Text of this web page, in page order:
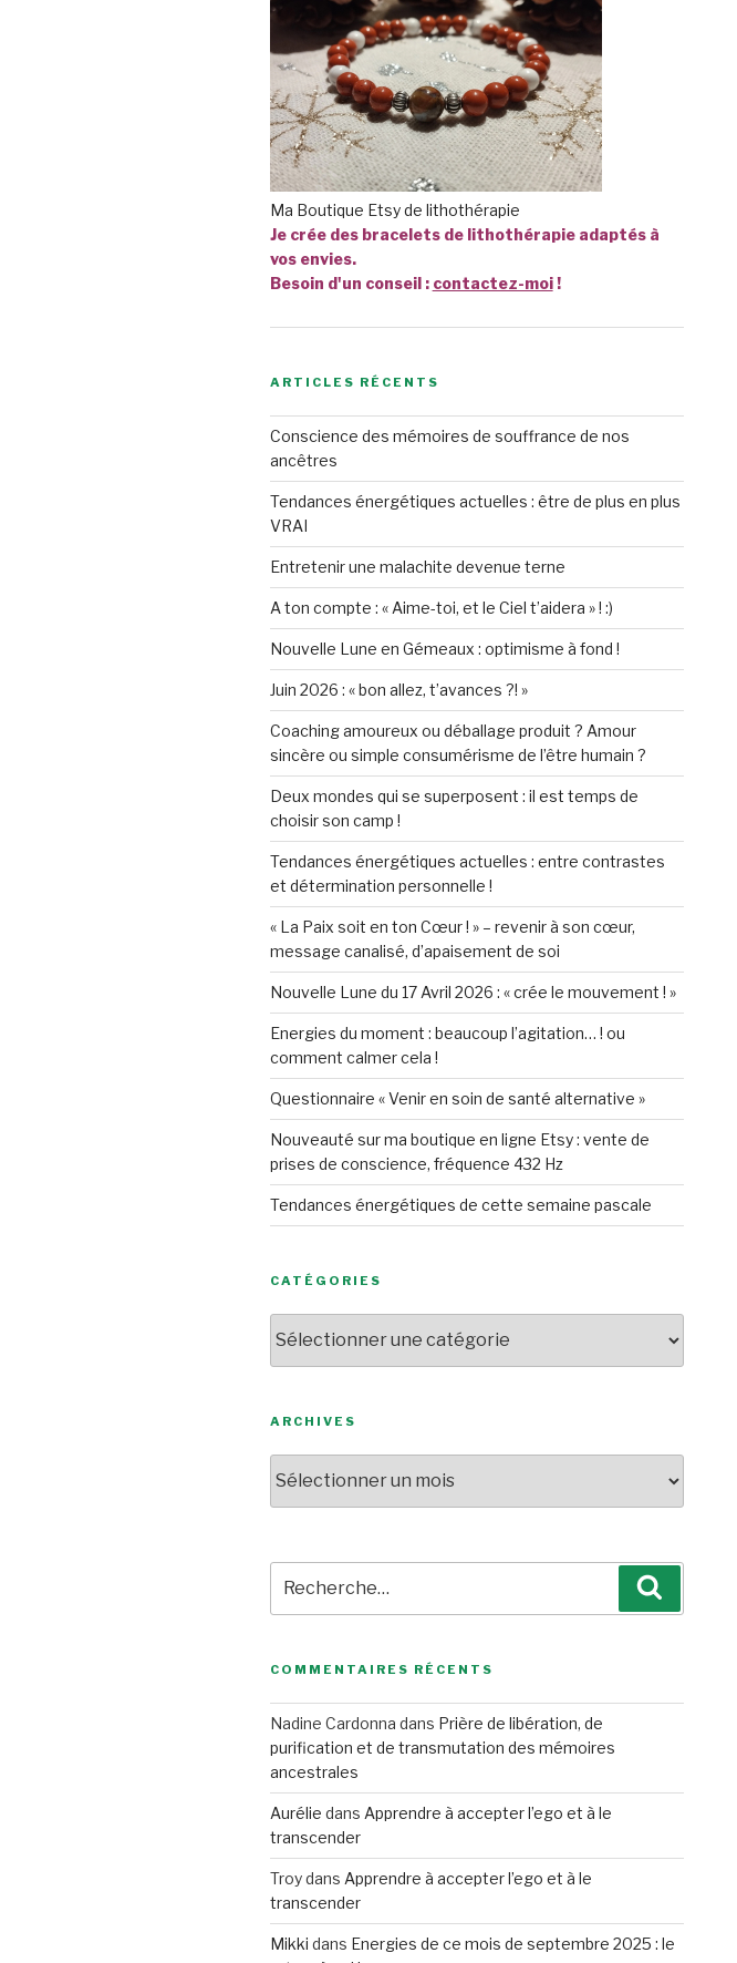
Ma Boutique Etsy de lithothérapie
Je crée des bracelets de lithothérapie adaptés à
vos envies.
Besoin d'un conseil : contactez-moi!
ARTICLES RÉCENTS
Conscience des mémoires de souffrance de nos
ancêtres
Tendances énergétiques actuelles : être de plus en plus
VRAI
Entretenir une malachite devenue terne
A ton compte : « Aime-toi, et le Ciel t’aidera » ! :)
Nouvelle Lune en Gémeaux : optimisme à fond !
Juin 2026 : « bon allez, t’avances ?! »
Coaching amoureux ou déballage produit ? Amour
sincère ou simple consumérisme de l’être humain ?
Deux mondes qui se superposent : il est temps de
choisir son camp !
Tendances énergétiques actuelles : entre contrastes
et détermination personnelle !
« La Paix soit en ton Cœur ! » – revenir à son cœur,
message canalisé, d’apaisement de soi
Nouvelle Lune du 17 Avril 2026 : « crée le mouvement ! »
Energies du moment : beaucoup l’agitation… ! ou
comment calmer cela !
Questionnaire « Venir en soin de santé alternative »
Nouveauté sur ma boutique en ligne Etsy : vente de
prises de conscience, fréquence 432 Hz
Tendances énergétiques de cette semaine pascale
CATÉGORIES
ARCHIVES
pour
:
COMMENTAIRES RÉCENTS
Nadine Cardonna dans Prière de libération, de
purification et de transmutation des mémoires
ancestrales
Aurélie dans Apprendre à accepter l’ego et à le
transcender
Troydans Apprendre à accepter l’ego et à le
transcender
Mikki dans Energies de ce mois de septembre 2025 : le